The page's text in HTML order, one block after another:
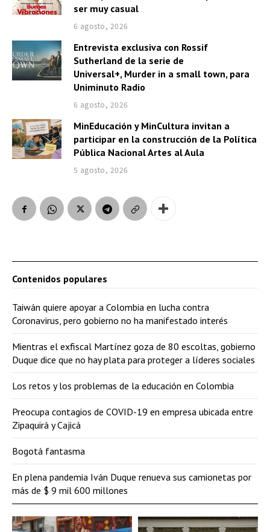
ser muy casual
6 agosto, 2026
Entrevista exclusiva con Rossif
Sutherland de la serie de
Universal+, Murder in a small town, para
Uniminuto Radio
6 agosto, 2026
MinEducación y MinCultura invitan a
participar en la construcción de la Política
Pública Nacional Artes al Aula
5 agosto, 2026
Contenidos populares
Taiwán quiere apoyar a Colombia en lucha contra
Coronavirus, pero gobierno no ha manifestado interés
Mientras el exfiscal Martínez goza de 80 escoltas, gobierno
Duque dice que no hay plata para proteger a líderes sociales
Los retos y los problemas de la educación en Colombia
Preocupa contagios de COVID-19 en empresa ubicada entre
Zipaquirá y Cajicá
Bogotá fantasma
En plena pandemia Iván Duque renueva sus camionetas por
más de $ 9 mil 600 millones